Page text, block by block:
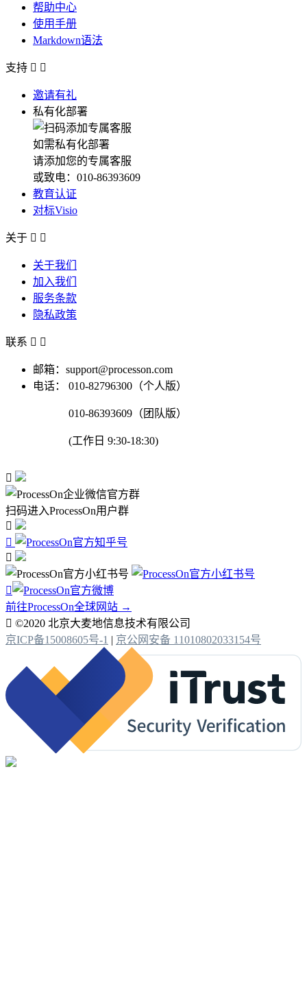
帮助中心
使用手册
Markdown语法
支持  
邀请有礼
私有化部署
如需私有化部署
请添加您的专属客服
或致电：010-86393609
教育认证
对标Visio
关于  
关于我们
加入我们
服务条款
隐私政策
联系  
邮箱：support@processon.com
电话：
010-82796300（个人版）
010-86393609（团队版）
(工作日 9:30-18:30)

扫码进入ProcessOn用户群




前往ProcessOn全球网站 →
 ©2020 北京大麦地信息技术有限公司
京ICP备15008605号-1 | 京公网安备 11010802033154号